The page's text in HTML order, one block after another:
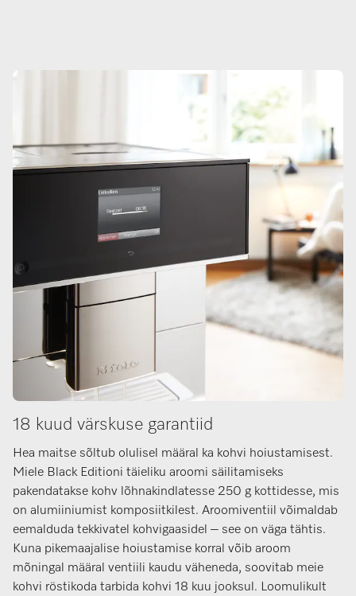
18 kuud värskuse garantiid
Hea maitse sõltub olulisel määral ka kohvi hoiustamisest.
Miele Black Editioni täieliku aroomi säilitamiseks
pakendatakse kohv lõhnakindlatesse 250 g kottidesse, mis
on alumiiniumist komposiitkilest. Aroomiventiil võimaldab
eemalduda tekkivatel kohvigaasidel – see on väga tähtis.
Kuna pikemaajalise hoiustamise korral võib aroom
mõningal määral ventiili kaudu väheneda, soovitab meie
kohvi röstikoda tarbida kohvi 18 kuu jooksul. Loomulikult